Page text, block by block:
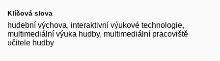
Klíčová slova
hudební výchova, interaktivní výukové technologie,
multimediální výuka hudby, multimediální pracoviště
učitele hudby